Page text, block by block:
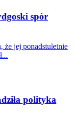
spór
że jej ponadstuletnie
polityka